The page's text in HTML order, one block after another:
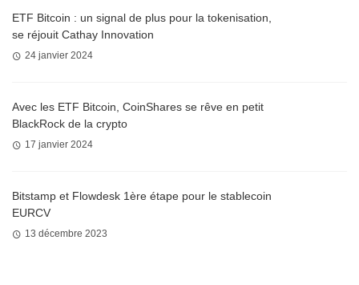
ETF Bitcoin : un signal de plus pour la tokenisation,
se réjouit Cathay Innovation
24 janvier 2024
Avec les ETF Bitcoin, CoinShares se rêve en petit
BlackRock de la crypto
17 janvier 2024
Bitstamp et Flowdesk 1ère étape pour le stablecoin
EURCV
13 décembre 2023